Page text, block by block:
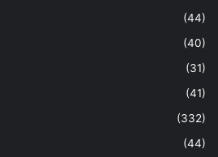
(44)
(40)
(31)
(41)
(332)
(44)